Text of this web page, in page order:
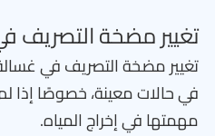
تغيير مضخة
تغيير مضخة التصريف في
في حالات معينة، خصوصًا إذا
مهمتها في إخراج المياه.